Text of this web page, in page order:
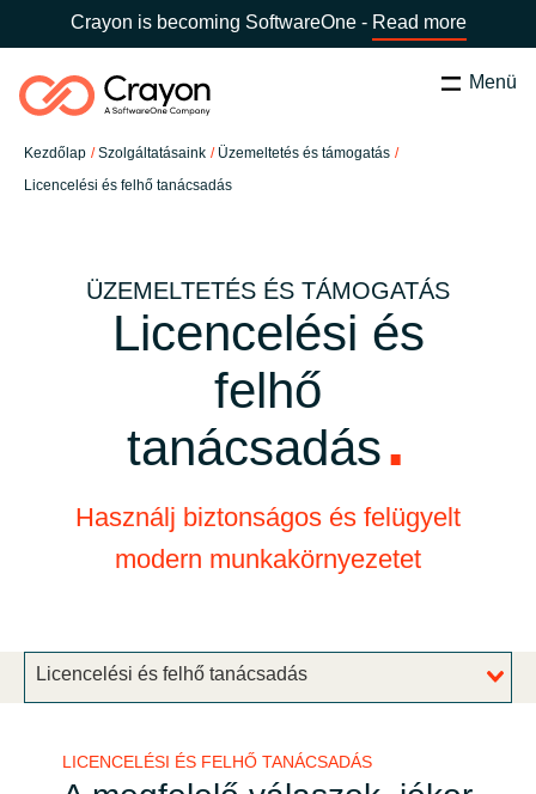
Crayon is becoming SoftwareOne - Read more
Menü
Kezdőlap Szolgáltatásaink
Üzemeltetés és támogatás
Licencelési és felhő tanácsadás
Global site
Africa
Australia
Austria
Bulgaria
Estonia
Keresés Bezárás
Szolgáltatásaink
Tartalmak
Rólunk
Kapcsolatfelvétel
Partnerek
Licencelési és
felhő
tanácsadás
ÜZEMELTETÉS ÉS TÁMOGATÁS
Használj biztonságos és felügyelt
modern munkakörnyezetet
Licencelési és felhő tanácsadás
LICENCELÉSI ÉS FELHŐ TANÁCSADÁS